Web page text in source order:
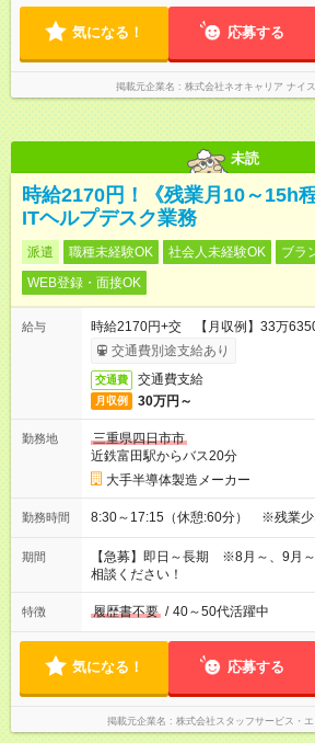
気になる！ 応募する
掲載元企業名 株式会社ネオキャリア ナイ
未読
時給2170円！《残業月10～15h
ITヘルプデスク業務
派遣 職種未経験OK 社会人未経験OK
ブラ
WEB登録・面接OK
給与
時給2170円+交 【月収例】33万
交通費別途支給あり
交通費 交通費支給
月収例 30万円～
勤務地
三重県四日市市
近鉄富田駅からバス20分
大手半導体製造メーカー
勤務時間 8:30～17:15（休憩:60分） ※残業少
期間
【急募】即日～長期 ※8月～、9月
相談ください！
特徴 履歴書不要 / 40～50代活躍中
気になる！ 応募する
掲載元企業名 株式会社スタッフサービス・